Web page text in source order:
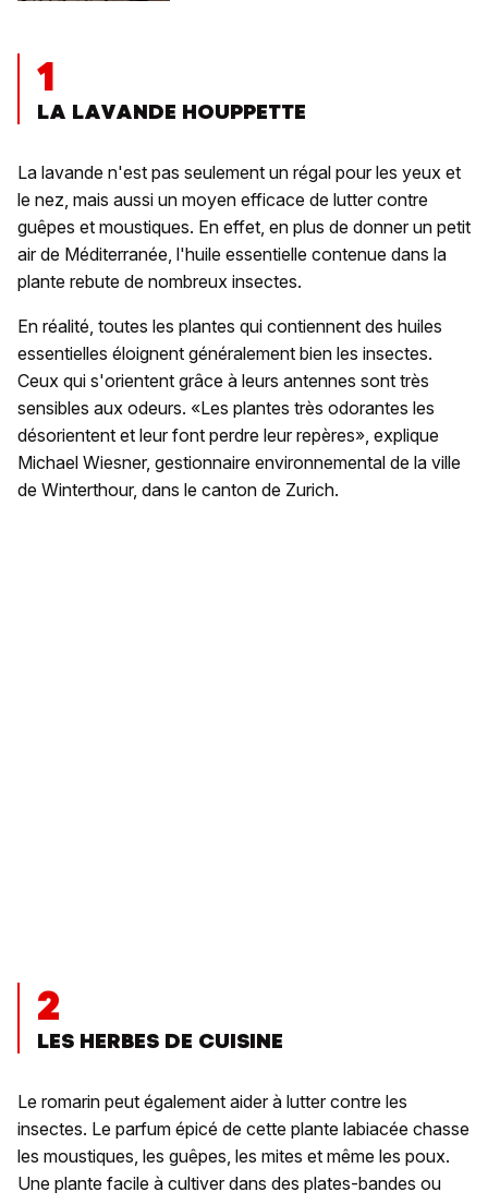
1
LA LAVANDE HOUPPETTE
La lavande n'est pas seulement un régal pour les yeux et
le nez, mais aussi un moyen efficace de lutter contre
guêpes et moustiques. En effet, en plus de donner un petit
air de Méditerranée, l'huile essentielle contenue dans la
plante rebute de nombreux insectes.
En réalité, toutes les plantes qui contiennent des huiles
essentielles éloignent généralement bien les insectes.
Ceux qui s'orientent grâce à leurs antennes sont très
sensibles aux odeurs. «Les plantes très odorantes les
désorientent et leur font perdre leur repères», explique
Michael Wiesner, gestionnaire environnemental de la ville
de Winterthour, dans le canton de Zurich.
2
LES HERBES DE CUISINE
Le romarin peut également aider à lutter contre les
insectes. Le parfum épicé de cette plante labiacée chasse
les moustiques, les guêpes, les mites et même les poux.
Une plante facile à cultiver dans des plates-bandes ou